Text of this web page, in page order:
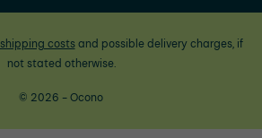
shipping costsand possible delivery charges, if
not stated otherwise.
© 2026 - Ocono